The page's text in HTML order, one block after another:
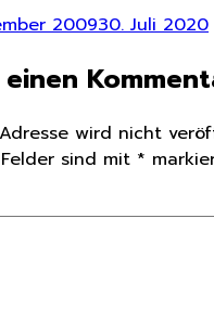
200930. Juli 2020
wird nicht
sind mit *